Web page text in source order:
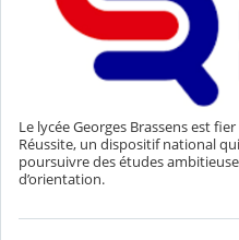
Le lycée Georges Brassens est
Réussite, un dispositif national
poursuivre des études
d’orientation.